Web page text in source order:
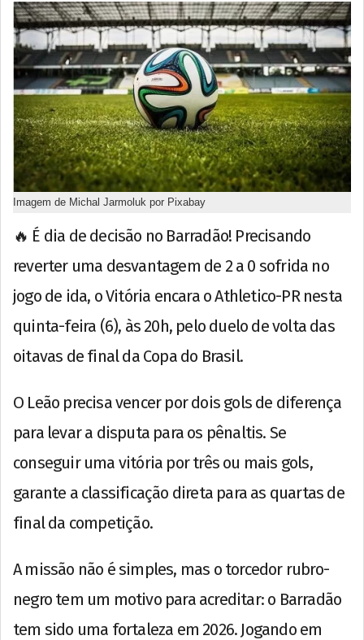
Imagem de Michal Jarmoluk por Pixabay
🔥 É dia de decisão no Barradão! Precisando
reverter uma desvantagem de 2 a 0 sofrida no
jogo de ida, o Vitória encara o Athletico-PR nesta
quinta-feira (6), às 20h, pelo duelo de volta das
oitavas de final da Copa do Brasil.
O Leão precisa vencer por dois gols de diferença
para levar a disputa para os pênaltis. Se
conseguir uma vitória por três ou mais gols,
garante a classificação direta para as quartas de
final da competição.
A missão não é simples, mas o torcedor rubro-
negro tem um motivo para acreditar: o Barradão
tem sido uma fortaleza em 2026. Jogando em